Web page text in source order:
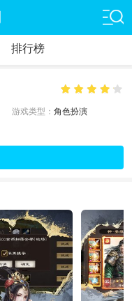
排行榜
游戏类型： 角色扮演